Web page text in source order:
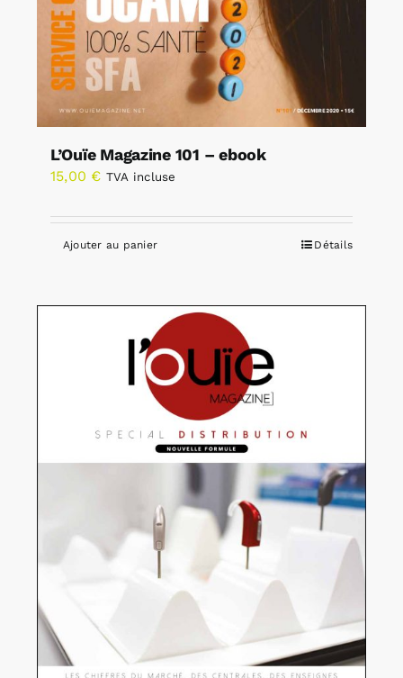
L’Ouïe Magazine 101 – ebook
15,00 € TVA incluse
Ajouter au panier Détails